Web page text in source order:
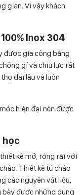
gian. Vì vậy khách
Inox 304
được gia công bằng
gỉ và chịu lực rất
dài lâu và luôn
hiện đại nên được
học
kế mở, rộng rãi với
Thiết kế tủ cháo
các nguyên vật liệu,
bày được những dụng